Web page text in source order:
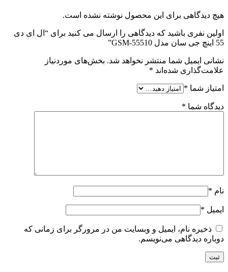
هیچ دیدگاهی برای این محصول نوشته نشده است.
اولین نفری باشید که دیدگاهی را ارسال می کنید برای “ال ای دی
55 اینچ جی سان مدل GSM-55510”
نشانی ایمیل شما منتشر نخواهد شد. بخش‌های موردنیاز
علامت‌گذاری شده‌اند *
امتیاز شما *
دیدگاه شما *
نام *
ایمیل *
ذخیره نام، ایمیل و وبسایت من در مرورگر برای زمانی که
دوباره دیدگاهی می‌نویسم.